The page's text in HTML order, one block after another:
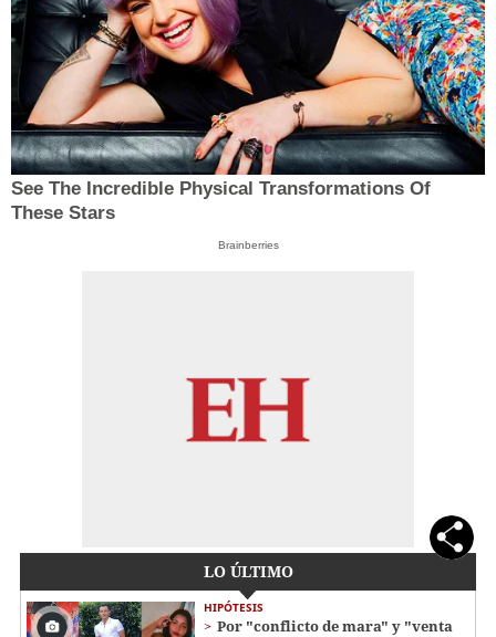
See The Incredible Physical Transformations Of
These Stars
Brainberries
LO ÚLTIMO
HIPÓTESIS
Por "conflicto de mara" y "venta